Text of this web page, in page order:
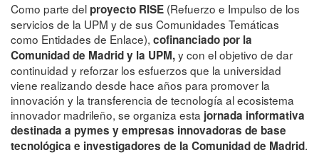
Como parte del proyecto RISE (Refuerzo e Impulso de los
servicios de la UPM y de sus Comunidades Temáticas
como Entidades de Enlace), cofinanciado por la
Comunidad de Madrid y la UPM,y con el objetivo de dar
continuidad y reforzar los esfuerzos que la universidad
viene realizando desde hace años para promover la
innovación y la transferencia de tecnología al ecosistema
innovador madrileño, se organiza esta jornada informativa
destinada a pymes y empresas innovadoras de base
tecnológica e investigadores de la Comunidad de Madrid.